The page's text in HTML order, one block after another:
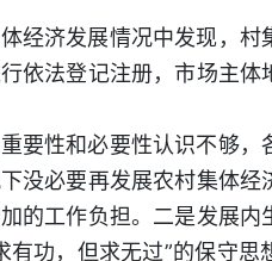
经济发展情况中发现，村
依法登记注册，市场主
要性和必要性认识不够
没必要再发展农村集体
的工作负担。二是发展
功，但求无过”的保守